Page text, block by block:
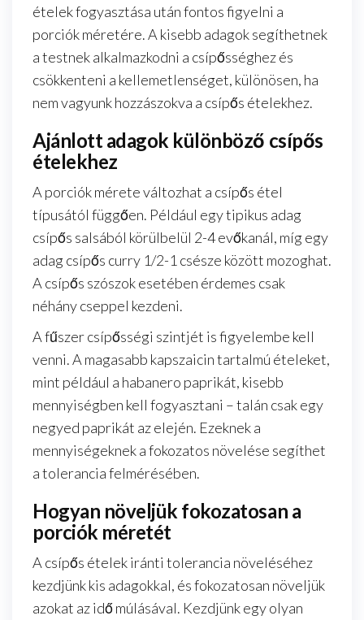
ételek fogyasztása után fontos figyelni a
porciók méretére. A kisebb adagok segíthetnek
a testnek alkalmazkodni a csípősséghez és
csökkenteni a kellemetlenséget, különösen, ha
nem vagyunk hozzászokva a csípős ételekhez.
Ajánlott adagok különböző csípős
ételekhez
A porciók mérete változhat a csípős étel
típusától függően. Például egy tipikus adag
csípős salsából körülbelül 2-4 evőkanál, míg egy
adag csípős curry 1/2-1 csésze között mozoghat.
A csípős szószok esetében érdemes csak
néhány cseppel kezdeni.
A fűszer csípősségi szintjét is figyelembe kell
venni. A magasabb kapszaicin tartalmú ételeket,
mint például a habanero paprikát, kisebb
mennyiségben kell fogyasztani – talán csak egy
negyed paprikát az elején. Ezeknek a
mennyiségeknek a fokozatos növelése segíthet
a tolerancia felmérésében.
Hogyan növeljük fokozatosan a
porciók méretét
A csípős ételek iránti tolerancia növeléséhez
kezdjünk kis adagokkal, és fokozatosan növeljük
azokat az idő múlásával. Kezdjünk egy olyan